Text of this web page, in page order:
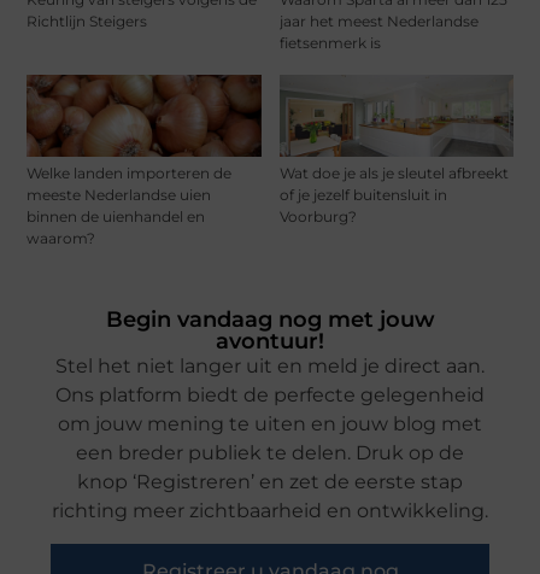
Richtlijn Steigers
jaar het meest Nederlandse
fietsenmerk is
Welke landen importeren de
meeste Nederlandse uien
binnen de uienhandel en
waarom?
Wat doe je als je sleutel afbreekt
of je jezelf buitensluit in
Voorburg?
Begin vandaag nog met jouw
avontuur!
Stel het niet langer uit en meld je direct aan.
Ons platform biedt de perfecte gelegenheid
om jouw mening te uiten en jouw blog met
een breder publiek te delen. Druk op de
knop ‘Registreren’ en zet de eerste stap
richting meer zichtbaarheid en ontwikkeling.